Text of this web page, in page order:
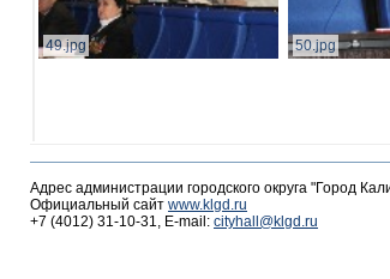
49.jpg 50.jpg
Адрес администрации городского округа "Город
Официальный сайт www.klgd.ru
+7 (4012) 31-10-31, E-mail: cityhall@klgd.ru